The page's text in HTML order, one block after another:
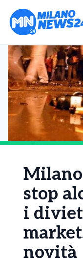
stop
i
novità